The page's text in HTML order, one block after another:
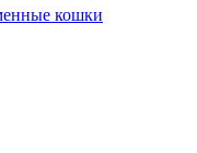
кошки